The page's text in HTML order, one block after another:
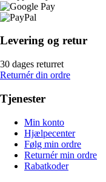
Levering og retur
30 dages returret
Returnér din ordre
Tjenester
Min konto
Hjælpecenter
Følg min ordre
Returnér min ordre
Rabatkoder